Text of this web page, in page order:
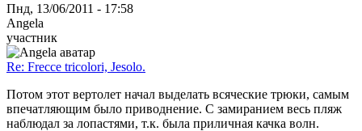
Пнд, 13/06/2011 - 17:58
Angela
участник
Re: Frecce tricolori, Jesolo.
Потом этот вертолет начал выделать всяческие трюки, самым
впечатляющим было приводнение. С замиранием весь пляж
наблюдал за лопастями, т.к. была приличная качка волн.